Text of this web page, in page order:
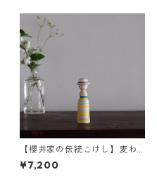
【櫻井家の伝統こけし】麦わ
ら帽子a-5〈アオハダ〉
¥7,200